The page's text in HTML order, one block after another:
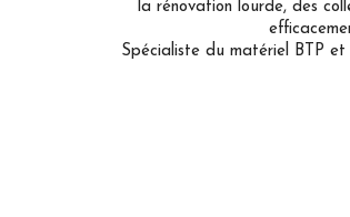
la rénovation lourde, des
Spécialiste du matériel BTP